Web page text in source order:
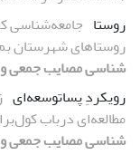
روستا جامعه‌شناسی
روستاهای شهرستان بم
شناسی مصایب جمعی و مدیریت
رویکردِ پساتوسعه‌ای‌
مطالعه‌ای درباب
شناسی مصایب جمعی و مدیریت